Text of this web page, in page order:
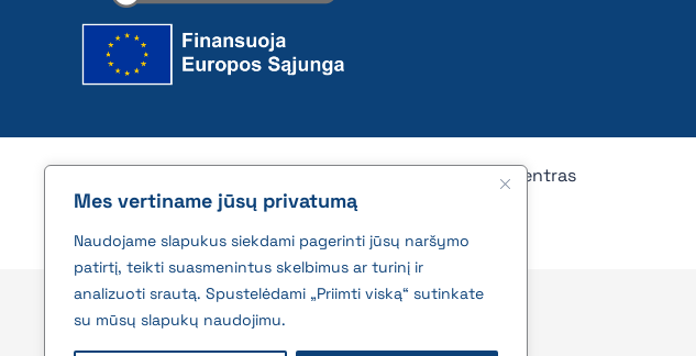
Mes vertiname jūsų privatumą
Naudojame slapukus siekdami pagerinti jūsų naršymo
patirtį, teikti suasmenintus skelbimus ar turinį ir
analizuoti srautą. Spustelėdami „Priimti viską“ sutinkate
su mūsų slapukų naudojimu.
2026 © All rights reserved | VĮ Žemės ūkio duomenų centras